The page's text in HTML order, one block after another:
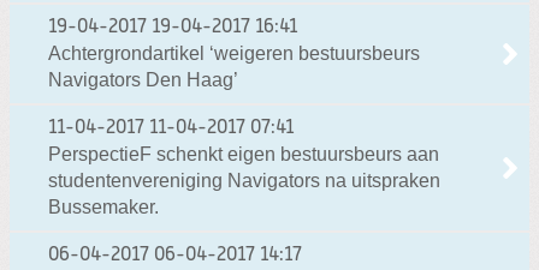
19-04-2017 19-04-2017 16:41
Achtergrondartikel ‘weigeren bestuursbeurs
Navigators Den Haag’
11-04-2017 11-04-2017 07:41
PerspectieF schenkt eigen bestuursbeurs aan
studentenvereniging Navigators na uitspraken
Bussemaker.
06-04-2017 06-04-2017 14:17